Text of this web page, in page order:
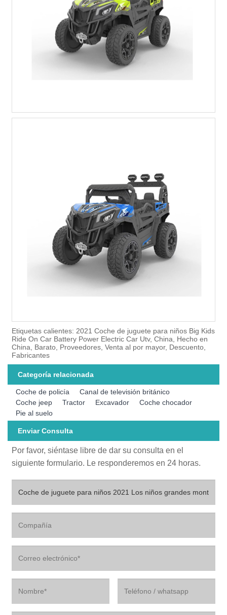
Etiquetas calientes: 2021 Coche de juguete para niños Big Kids
Ride On Car Battery Power Electric Car Utv, China, Hecho en
China, Barato, Proveedores, Venta al por mayor, Descuento,
Fabricantes
Categoría relacionada
Coche de policía
Canal de televisión británico
Coche jeep
Tractor Excavador
Coche chocador
Pie al suelo
Enviar Consulta
Por favor, siéntase libre de dar su consulta en el
siguiente formulario. Le responderemos en 24 horas.